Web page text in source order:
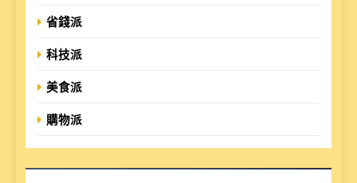
省錢派
科技派
美食派
購物派